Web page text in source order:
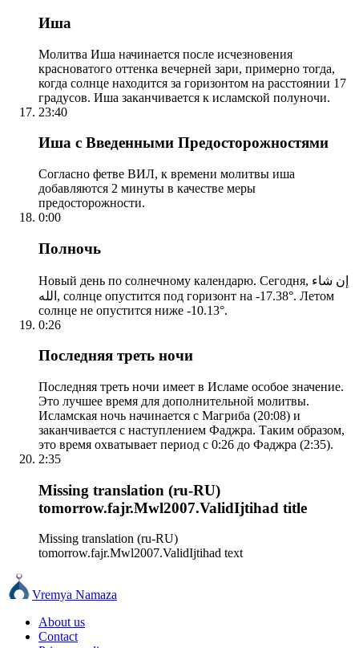
Иша
Молитва Иша начинается после исчезновения
красноватого оттенка вечерней зари, примерно тогда,
когда солнце находится за горизонтом на расстоянии 17
градусов. Иша заканчивается к исламской полуночи.
23:40
Иша с Введенными Предосторожностями
Согласно фетве ВИЛ, к времени молитвы иша
добавляются 2 минуты в качестве меры
предосторожности.
0:00
Полночь
Новый день по солнечному календарю. Сегодня, إن شاء
الله, солнце опустится под горизонт на -17.38°. Летом
солнце не опустится ниже -10.13°.
0:26
Последняя треть ночи
Последняя треть ночи имеет в Исламе особое значение.
Это лучшее время для дополнительной молитвы.
Исламская ночь начинается с Магриба (20:08) и
заканчивается с наступлением Фаджра. Таким образом,
это время охватывает период с 0:26 до Фаджра (2:35).
2:35
Missing translation (ru-RU)
tomorrow.fajr.Mwl2007.ValidIjtihad title
Missing translation (ru-RU)
tomorrow.fajr.Mwl2007.ValidIjtihad text
Vremya Namaza
About us
Contact